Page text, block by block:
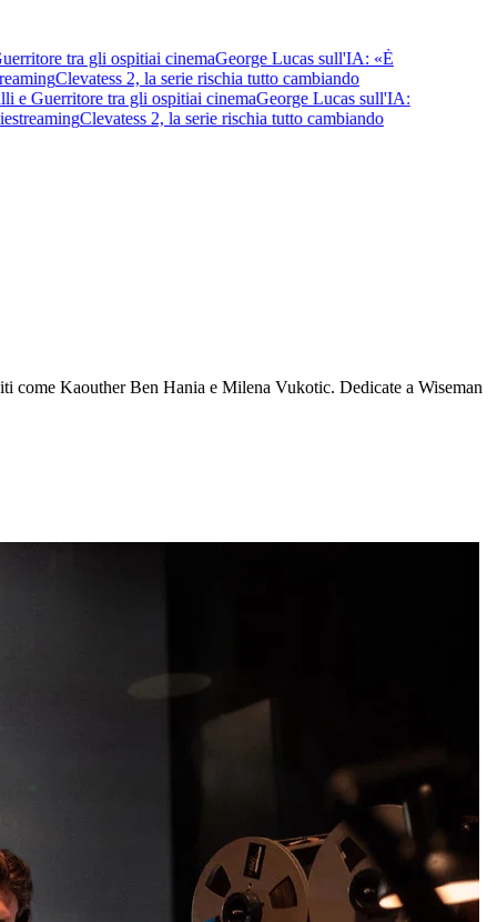
tra gli ospitiai cinemaGeorge Lucas sull'IA: «È
Clevatess 2, la serie rischia tutto cambiando
Guerritore tra gli ospitiai cinemaGeorge Lucas sull'IA:
Clevatess 2, la serie rischia tutto cambiando
come Kaouther Ben Hania e Milena Vukotic. Dedicate a Wiseman